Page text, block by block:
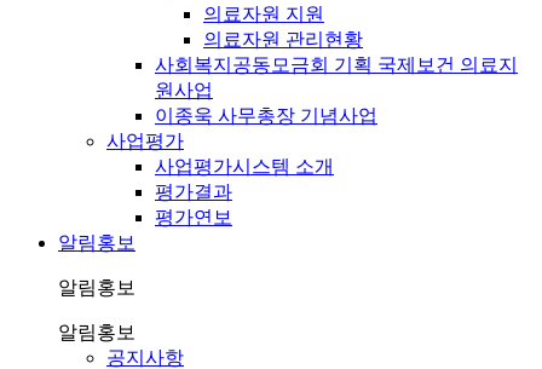
의료자원 지원
의료자원 관리현황
사회복지공동모금회 기획 국제보건 의료지
원사업
이종욱 사무총장 기념사업
사업평가
사업평가시스템 소개
평가결과
평가연보
알림홍보
알림홍보
알림홍보
공지사항